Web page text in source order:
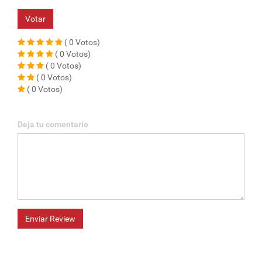
Votar
( 0 Votos)
( 0 Votos)
( 0 Votos)
( 0 Votos)
( 0 Votos)
Deja tu comentario
Enviar Review